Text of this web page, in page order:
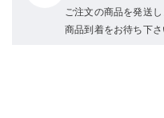
ご注文の商品を発送し
商品到着をお待ち下さ